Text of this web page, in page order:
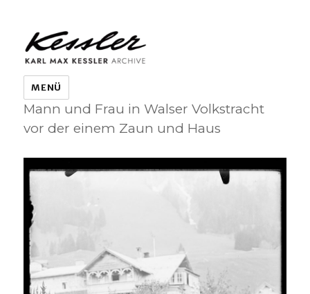
KARL MAX KESSLER ARCHIVE
MENÜ
Mann und Frau in Walser Volkstracht
vor der einem Zaun und Haus